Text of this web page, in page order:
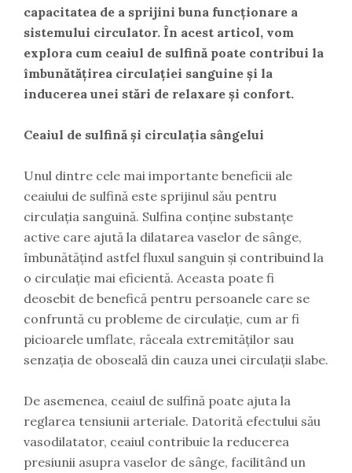
capacitatea de a sprijini buna funcționare a
sistemului circulator. În acest articol, vom
explora cum ceaiul de sulfină poate contribui la
îmbunătățirea circulației sanguine și la
inducerea unei stări de relaxare și confort.
Ceaiul de sulfină și circulația sângelui
Unul dintre cele mai importante beneficii ale
ceaiului de sulfină este sprijinul său pentru
circulația sanguină. Sulfina conține substanțe
active care ajută la dilatarea vaselor de sânge,
îmbunătățind astfel fluxul sanguin și contribuind la
o circulație mai eficientă. Aceasta poate fi
deosebit de benefică pentru persoanele care se
confruntă cu probleme de circulație, cum ar fi
picioarele umflate, răceala extremităților sau
senzația de oboseală din cauza unei circulații slabe.
De asemenea, ceaiul de sulfină poate ajuta la
reglarea tensiunii arteriale. Datorită efectului său
vasodilatator, ceaiul contribuie la reducerea
presiunii asupra vaselor de sânge, facilitând un